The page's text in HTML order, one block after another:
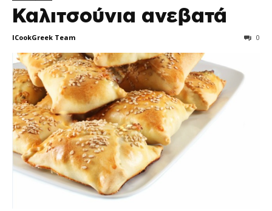
Καλιτσούνια ανεβατά
ICookGreek Team 0